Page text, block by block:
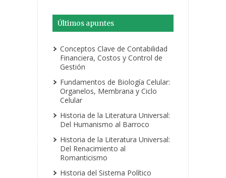
Últimos apuntes
Conceptos Clave de Contabilidad
Financiera, Costos y Control de
Gestión
Fundamentos de Biología Celular:
Organelos, Membrana y Ciclo
Celular
Historia de la Literatura Universal:
Del Humanismo al Barroco
Historia de la Literatura Universal:
Del Renacimiento al
Romanticismo
Historia del Sistema Político